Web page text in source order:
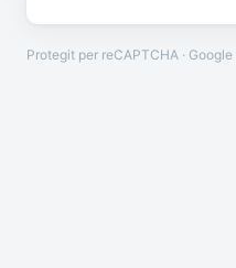
Protegit per reCAPTCHA · Google